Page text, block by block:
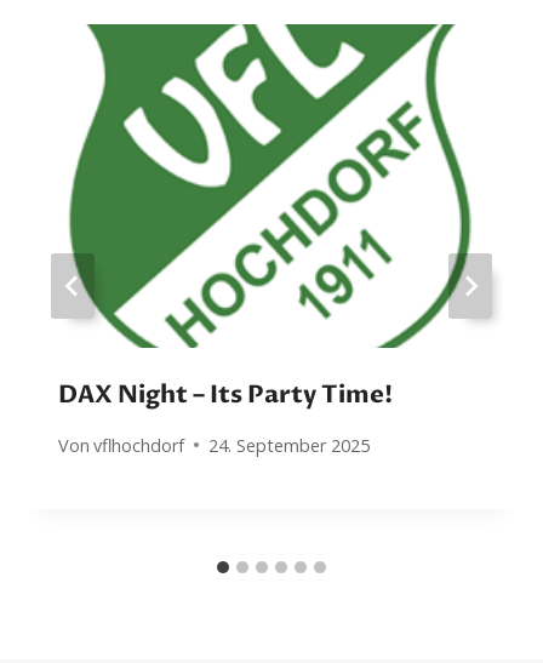
DAX Night – Its Party Time!
Von vflhochdorf 24. September 2025